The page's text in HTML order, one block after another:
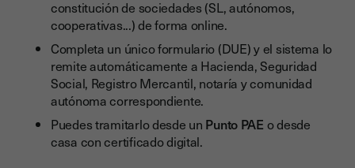
constitución de sociedades (SL, autónomos,
cooperativas...) de forma online.
Completa un único formulario (DUE) y el sistema lo
remite automáticamente a Hacienda, Seguridad
Social, Registro Mercantil, notaría y comunidad
autónoma correspondiente.
Puedes tramitarlo desde un Punto PAE o desde
casa con certificado digital.